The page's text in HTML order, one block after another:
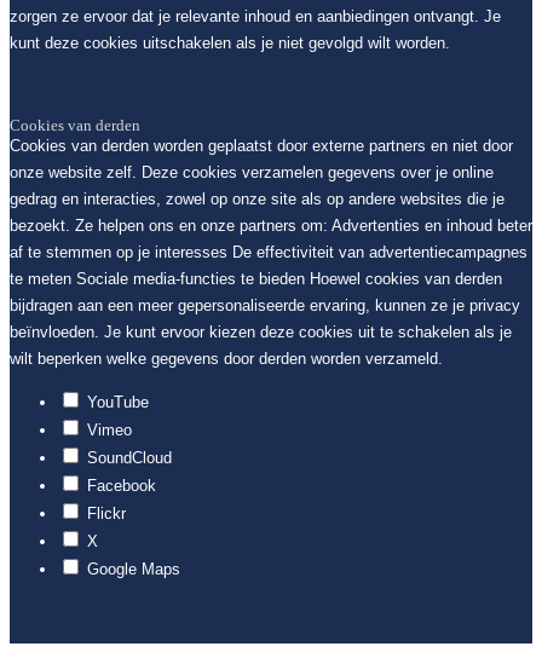
zorgen ze ervoor dat je relevante inhoud en aanbiedingen ontvangt. Je
kunt deze cookies uitschakelen als je niet gevolgd wilt worden.
Cookies van derden
Cookies van derden worden geplaatst door externe partners en niet door
onze website zelf. Deze cookies verzamelen gegevens over je online
gedrag en interacties, zowel op onze site als op andere websites die je
bezoekt. Ze helpen ons en onze partners om: Advertenties en inhoud beter
af te stemmen op je interesses De effectiviteit van advertentiecampagnes
te meten Sociale media-functies te bieden Hoewel cookies van derden
bijdragen aan een meer gepersonaliseerde ervaring, kunnen ze je privacy
beïnvloeden. Je kunt ervoor kiezen deze cookies uit te schakelen als je
wilt beperken welke gegevens door derden worden verzameld.
YouTube
Vimeo
SoundCloud
Facebook
Flickr
X
Google Maps